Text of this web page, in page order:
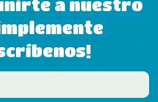
a nuestro